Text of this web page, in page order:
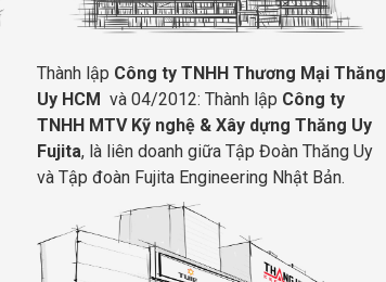
Thành lập Công ty TNHH Thương Mại Thăng
Uy HCM và 04/2012: Thành lập Công ty
TNHH MTV Kỹ nghệ & Xây dựng Thăng Uy
Fujita, là liên doanh giữa Tập Đoàn Thăng Uy
và Tập đoàn Fujita Engineering Nhật Bản.